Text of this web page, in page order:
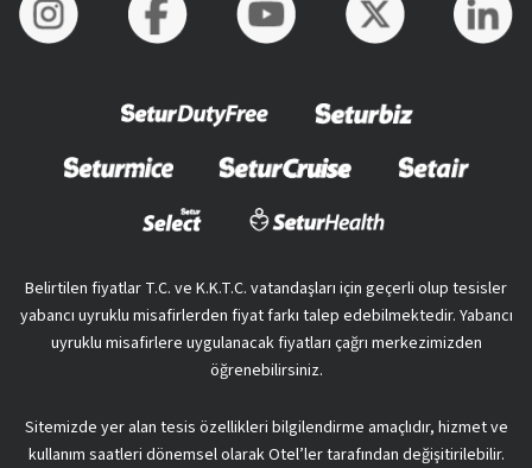
Belirtilen fiyatlar T.C. ve K.K.T.C. vatandaşları için geçerli olup tesisler
yabancı uyruklu misafirlerden fiyat farkı talep edebilmektedir. Yabancı
uyruklu misafirlere uygulanacak fiyatları çağrı merkezimizden
öğrenebilirsiniz.
Sitemizde yer alan tesis özellikleri bilgilendirme amaçlıdır, hizmet ve
kullanım saatleri dönemsel olarak Otel’ler tarafından değişitirilebilir.